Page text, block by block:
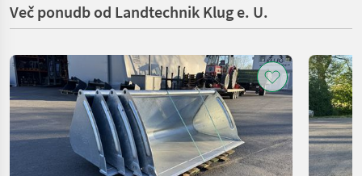
Več ponudb od Landtechnik Klug e. U.